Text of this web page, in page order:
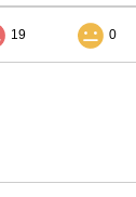
19 0